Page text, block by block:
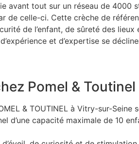
avant tout sur un réseau de 4000
de celle-ci. Cette crèche de
de l’enfant, de sûreté des
et d’expertise se
Pomel & Toutinel
& TOUTINEL à Vitry-sur-
d’une capacité maximale de 10